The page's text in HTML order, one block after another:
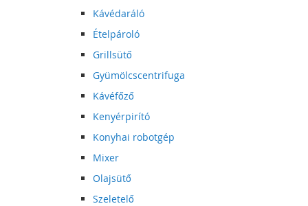
Kávédaráló
Ételpároló
Grillsütő
Gyümölcscentrifuga
Kávéfőző
Kenyérpirító
Konyhai robotgép
Mixer
Olajsütő
Szeletelő